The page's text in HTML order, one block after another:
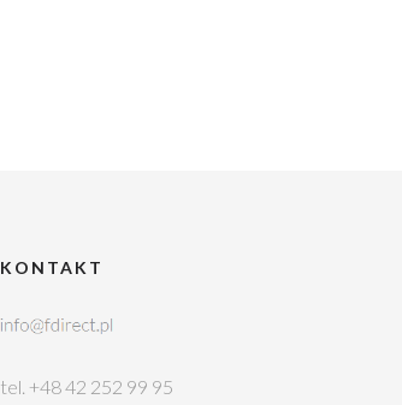
KONTAKT
tel. +48 42 252 99 95